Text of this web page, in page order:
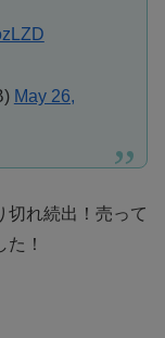
May 26,
切れ続出！売って
！